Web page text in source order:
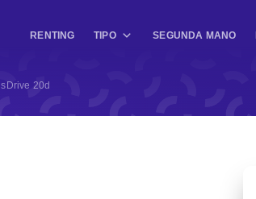
RENTING TIPO SEGUNDA MANO
sDrive 20d